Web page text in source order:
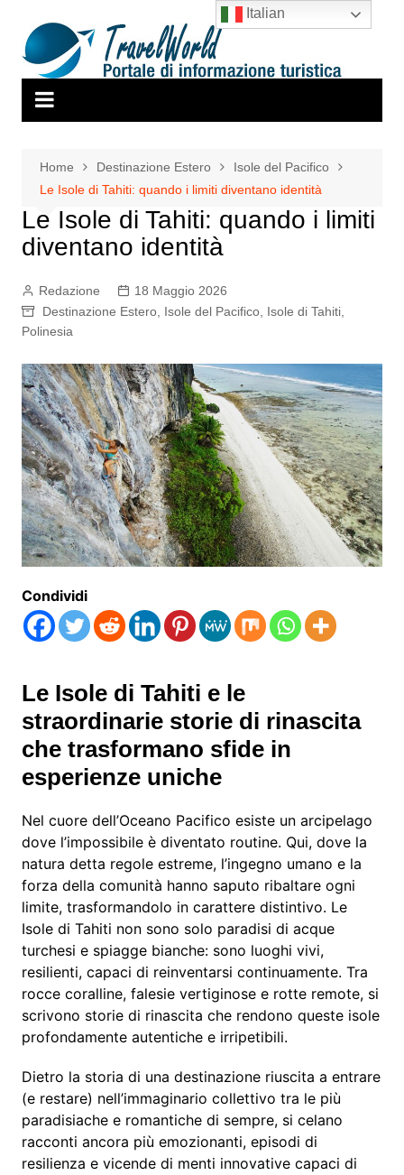
contenuto
Home Destinazione Estero
Isole del Pacifico
Le Isole di Tahiti: quando i limiti diventano identità
Le Isole di Tahiti: quando i limiti
diventano identità
Redazione
18 Maggio 2026
Destinazione Estero, Isole del Pacifico, Isole di Tahiti,
Polinesia
Condividi
Le Isole di Tahiti e le
straordinarie storie di rinascita
che trasformano sfide in
esperienze uniche
Nel cuore dell’Oceano Pacifico esiste un arcipelago
dove l’impossibile è diventato routine. Qui, dove la
natura detta regole estreme, l’ingegno umano e la
forza della comunità hanno saputo ribaltare ogni
limite, trasformandolo in carattere distintivo. Le
Isole di Tahiti non sono solo paradisi di acque
turchesi e spiagge bianche: sono luoghi vivi,
resilienti, capaci di reinventarsi continuamente. Tra
rocce coralline, falesie vertiginose e rotte remote, si
scrivono storie di rinascita che rendono queste isole
profondamente autentiche e irripetibili.
Dietro la storia di una destinazione riuscita a entrare
(e restare) nell’immaginario collettivo tra le più
paradisiache e romantiche di sempre, si celano
racconti ancora più emozionanti, episodi di
resilienza e vicende di menti innovative capaci di
Italian